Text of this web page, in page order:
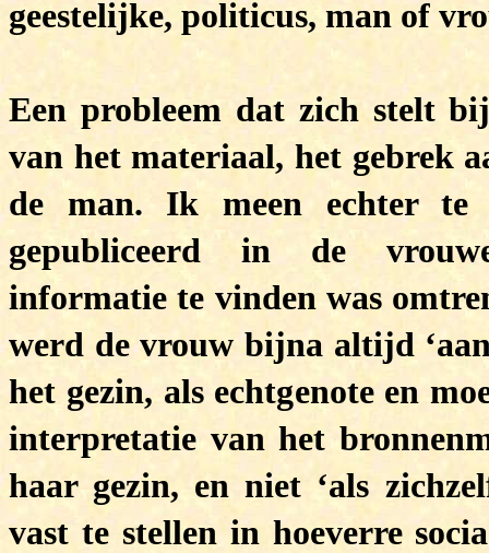
geestelijke, politicus, man of
Een probleem dat zich stelt
van het materiaal, het gebrek
de man. Ik meen echter te
gepubliceerd in de
informatie te vinden was
werd de vrouw bijna altijd
het gezin, als echtgenote en
interpretatie van het
haar gezin, en niet ‘als
vast te stellen in hoeverre